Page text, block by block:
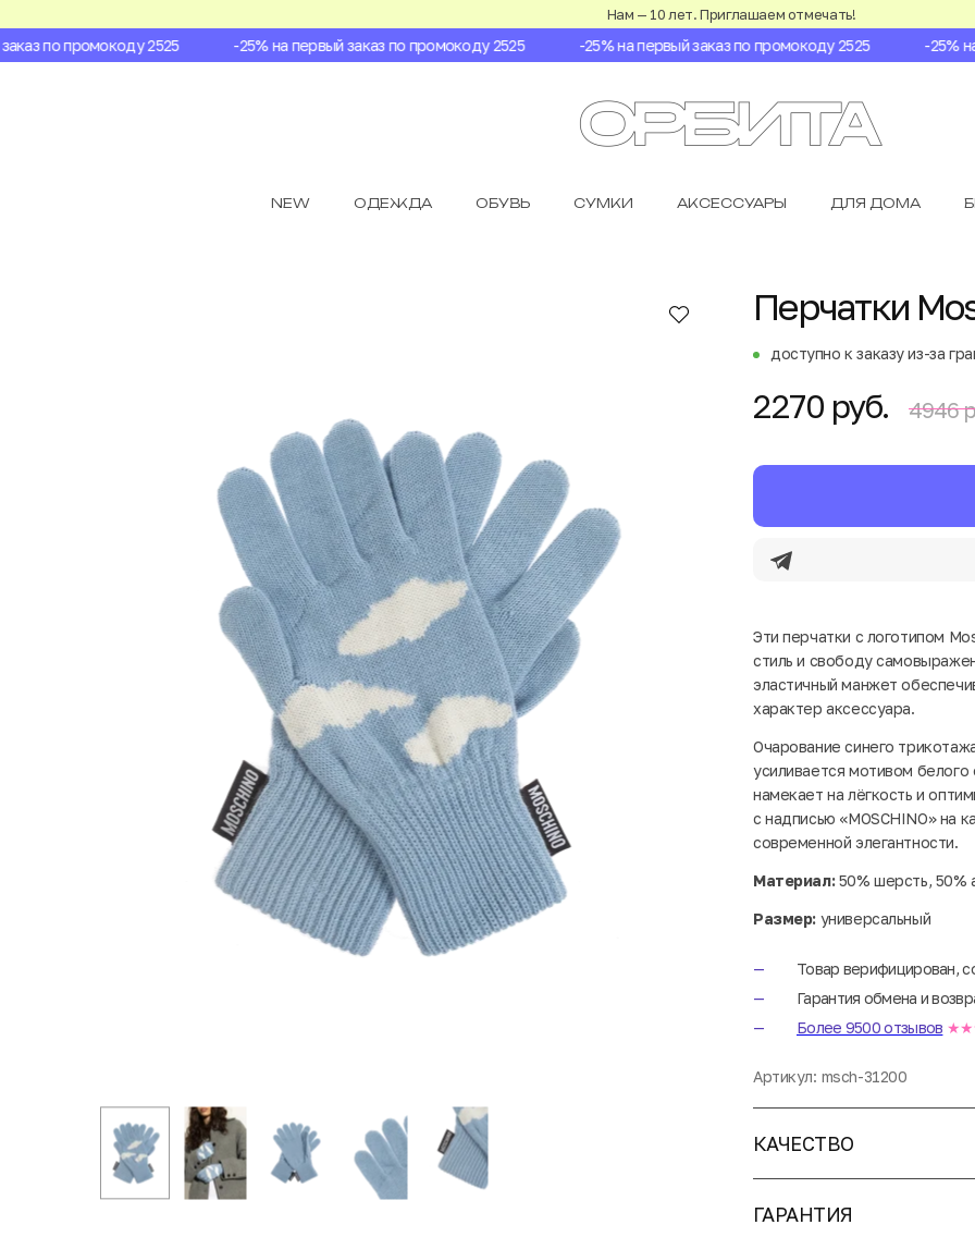
Нам — 10 лет. Приглашаем отмечать!
по промокоду 2525 -25% на первый заказ по промокоду 2525 -25% на первый заказ по промокоду 2525 -25% на
NEW ОДЕЖДА ОБУВЬ СУМКИ АКСЕССУАРЫ ДЛЯ ДОМА
Перчатки
доступно к заказу из-за
2270 руб. 4946
Эти перчатки с логотипом
стиль и свободу
эластичный манжет
характер аксессуара.
Очарование синего
усиливается мотивом
намекает на лёгкость и
с надписью «MOSCHINO» на
современной элегантности.
Материал:50% шерсть, 50%
Размер: универсальный
Товар верифицирован,
Гарантия обмена и
Более 9500 отзывов
Артикул: msch-31200
КАЧЕСТВО
ГАРАНТИЯ